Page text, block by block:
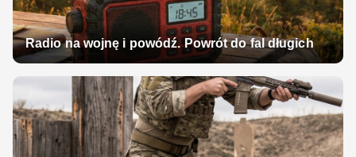
Radio na wojnę i powódź. Powrót do fal długich